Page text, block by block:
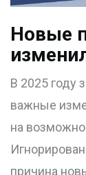
Новые
В 2025 году
важные
на
причина